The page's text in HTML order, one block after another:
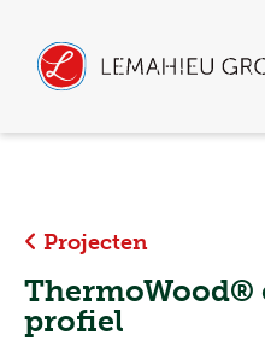
Projecten
ThermoWood®
profiel